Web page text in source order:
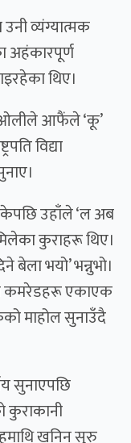
व्यंग्यात्मक
अहंकारपूर्ण
थिए।
ओलीले आफैंले ‘कू’
विद्या
उहाँले ‘ल अब
कुराहरू थिए।
बेला भयो’ भन्नुभो।
कमरेडहरू एकाएक
माहोल सुनाउँदै
सुनाएपछि
कुराकानी